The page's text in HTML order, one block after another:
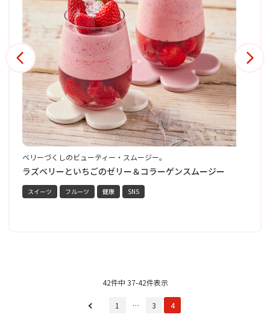
ベリーづくしのビューティー・スムージー。
ラズベリーといちごのゼリー＆コラーゲンスムージー
スイーツ フルーツ 健康 SNS
42件中 37-42件表示
1 … 3 4